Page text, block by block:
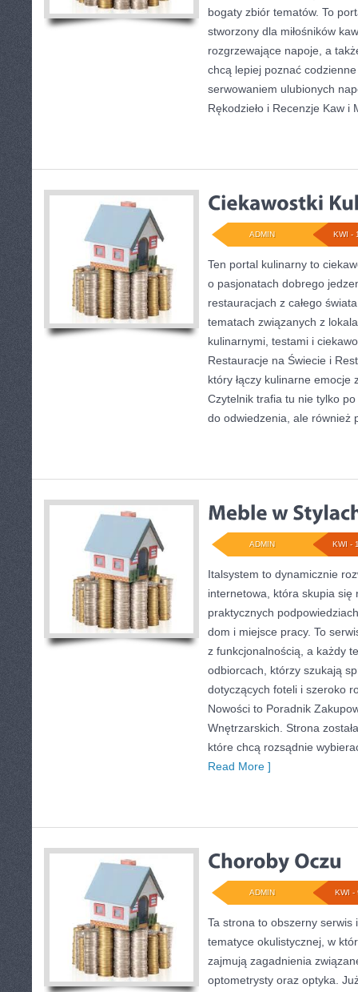
bogaty zbiór tematów. To
stworzony dla miłośników
rozgrzewające napoje, a
chcą lepiej poznać
serwowaniem ulubionych
Rękodzieło i Recenzje Kaw i
KWI -
ADMIN
Ten portal kulinarny to
o pasjonatach dobrego
restauracjach z całego
tematach związanych z
kulinarnymi, testami i
Restauracje na Świecie i
który łączy kulinarne emocje
Czytelnik trafia tu nie tylko
do odwiedzenia, ale również
KWI -
ADMIN
Italsystem to dynamicznie
internetowa, która skupia się
praktycznych
dom i miejsce pracy. To
z funkcjonalnością, a każdy
odbiorcach, którzy szukają
dotyczących foteli i szeroko
Nowości to Poradnik
Wnętrzarskich. Strona
które chcą rozsądnie
Read More ]
KWI -
ADMIN
Ta strona to obszerny serwis
tematyce okulistycznej, w
zajmują zagadnienia
optometrysty oraz optyka.